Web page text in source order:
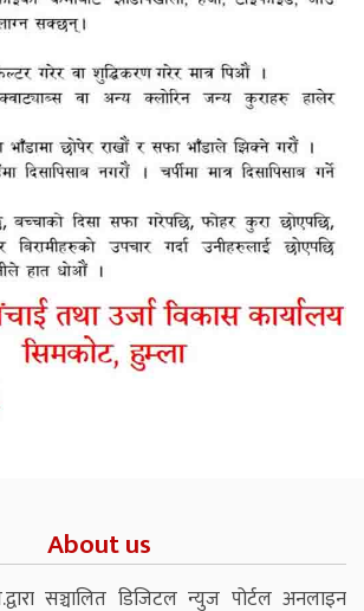
About us
सञ्चालित डिजिटल न्युज पोर्टल अनलाइन